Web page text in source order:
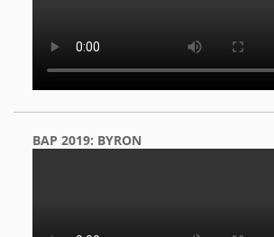
BAP 2019: BYRON